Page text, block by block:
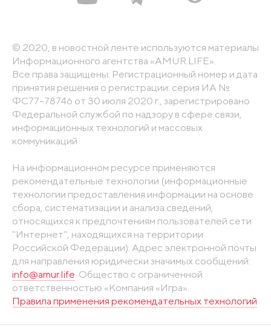
© 2020, в новостной ленте используются материалы
Информационного агентства «AMUR.LIFE».
Все права защищены. Регистрационный номер и дата
принятия решения о регистрации: серия ИА №
ФС77-78746 от 30 июля 2020 г., зарегистрировано
Федеральной службой по надзору в сфере связи,
информационных технологий и массовых
коммуникаций
На информационном ресурсе применяются
рекомендательные технологии (информационные
технологии предоставления информации на основе
сбора, систематизации и анализа сведений,
относящихся к предпочтениям пользователей сети
"Интернет", находящихся на территории
Российской Федерации). Адрес электронной почты
для направления юридически значимых сообщений:
info@amur.life. Общество с ограниченной
ответственностью «Компания «Игра».
Правила применения рекомендательных технологий